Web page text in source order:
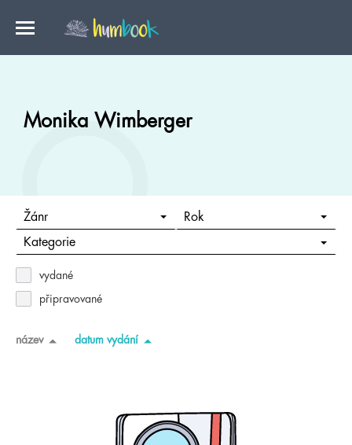
Monika Wimberger
Žánr Rok
Kategorie
vydané
připravované
název datum vydání